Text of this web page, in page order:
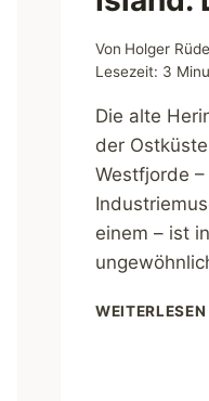
Von Holger
Lesezeit: 3
Die alte
der
Westfjorde
einem – ist
WEITERLESEN